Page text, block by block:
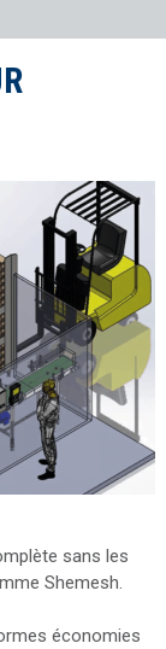
sans les
Shemesh.
économies